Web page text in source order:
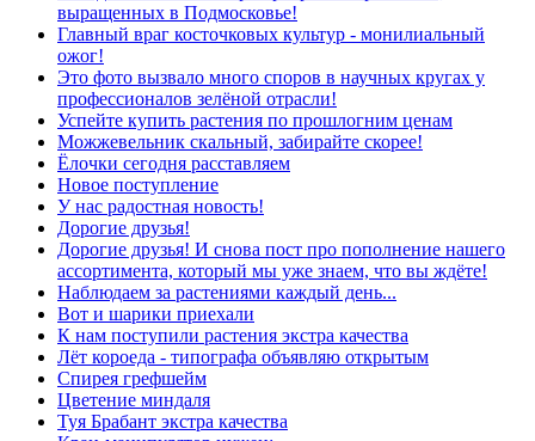
выращенных в Подмосковье!
Главный враг косточковых культур - монилиальный
ожог!
Это фото вызвало много споров в научных кругах у
профессионалов зелёной отрасли!
Успейте купить растения по прошлогним ценам
Можжевельник скальный, забирайте скорее!
Ёлочки сегодня расставляем
Новое поступление
У нас радостная новость!
Дорогие друзья!
Дорогие друзья! И снова пост про пополнение нашего
ассортимента, который мы уже знаем, что вы ждёте!
Наблюдаем за растениями каждый день...
Вот и шарики приехали
К нам поступили растения экстра качества
Лёт короеда - типографа объявляю открытым
Спирея грефшейм
Цветение миндаля
Туя Брабант экстра качества